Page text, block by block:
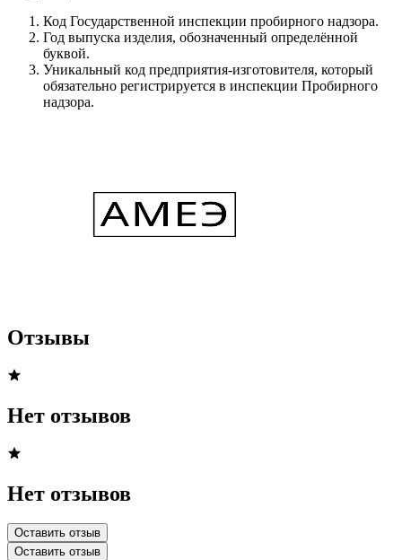
Код Государственной инспекции пробирного надзора.
Год выпуска изделия, обозначенный определённой
буквой.
Уникальный код предприятия-изготовителя, который
обязательно регистрируется в инспекции Пробирного
надзора.
Отзывы
Нет отзывов
Нет отзывов
Оставить отзыв
Оставить отзыв